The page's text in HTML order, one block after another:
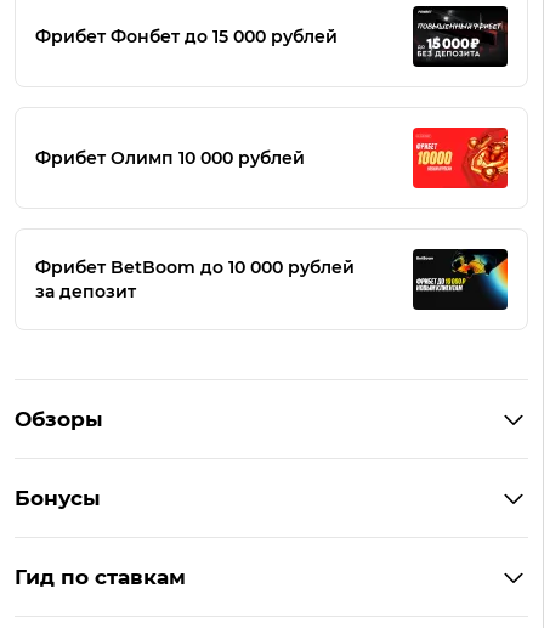
Фрибет Фонбет до 15 000 рублей
Фрибет Олимп 10 000 рублей
Фрибет BetBoom до 10 000 рублей
за депозит
Обзоры
BetBoom
Бонусы
Бонусы BetBoom
Гид по ставкам